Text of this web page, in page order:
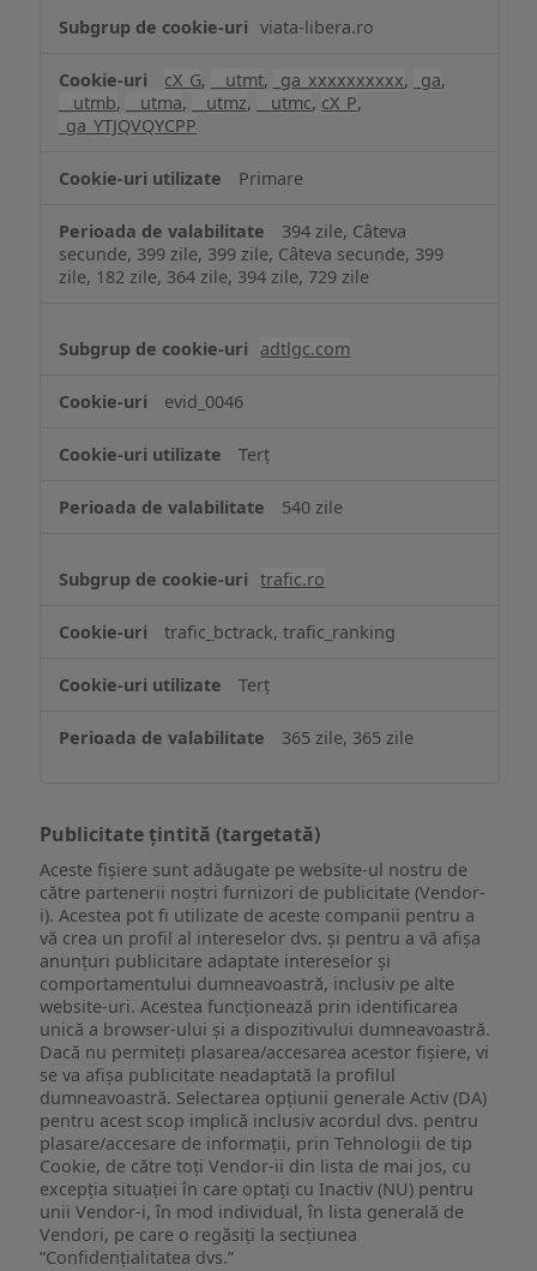
viata-libera.ro
cX_G, __utmt, _ga_xxxxxxxxxx, _ga,
__utmb, __utma, __utmz, __utmc, cX_P,
_ga_YTJQVQYCPP
Primare
394 zile, Câteva
secunde, 399 zile, 399 zile, Câteva secunde, 399
zile, 182 zile, 364 zile, 394 zile, 729 zile
adtlgc.com
evid_0046
Terț
540 zile
trafic.ro
trafic_bctrack, trafic_ranking
Terț
365 zile, 365 zile
Publicitate țintită (targetată)
Aceste fișiere sunt adăugate pe website-ul nostru de
către partenerii noștri furnizori de publicitate (Vendor-
i). Acestea pot fi utilizate de aceste companii pentru a
vă crea un profil al intereselor dvs. și pentru a vă afișa
anunțuri publicitare adaptate intereselor și
comportamentului dumneavoastră, inclusiv pe alte
website-uri. Acestea funcționează prin identificarea
unică a browser-ului și a dispozitivului dumneavoastră.
Dacă nu permiteți plasarea/accesarea acestor fișiere, vi
se va afișa publicitate neadaptată la profilul
dumneavoastră. Selectarea opțiunii generale Activ (DA)
pentru acest scop implică inclusiv acordul dvs. pentru
plasare/accesare de informații, prin Tehnologii de tip
Cookie, de către toți Vendor-ii din lista de mai jos, cu
excepția situației în care optați cu Inactiv (NU) pentru
unii Vendor-i, în mod individual, în lista generală de
Vendori, pe care o regăsiți la secțiunea
“Confidențialitatea dvs.”